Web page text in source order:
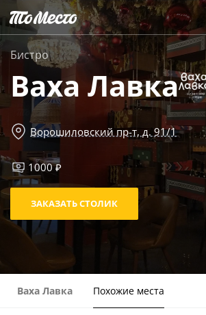
Бистро
Ваха Лавка
Ворошиловский пр-т, д. 91/1
1000 ₽
ЗАКАЗАТЬ СТОЛИК
Ваха Лавка Похожие места